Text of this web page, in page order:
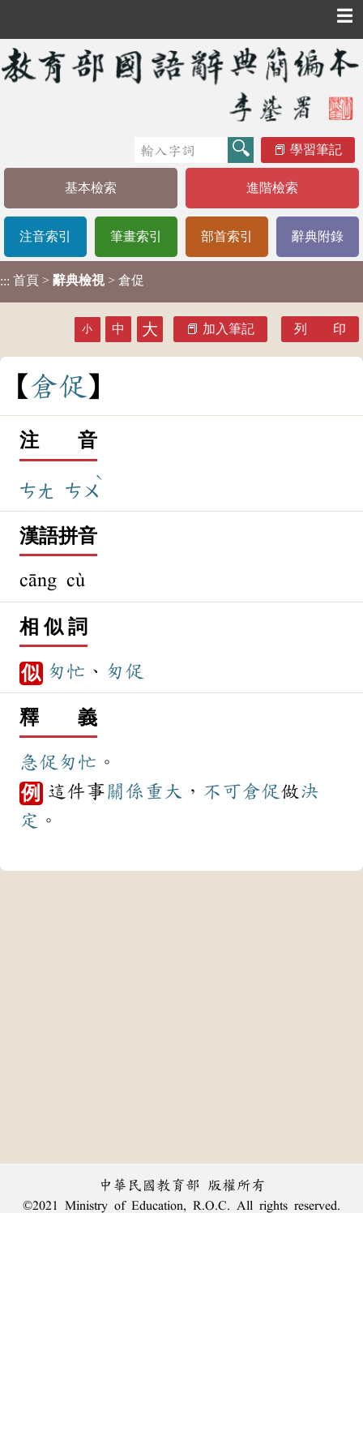
☰
學習筆記
基本檢索 進階檢索
注音索引 筆畫索引 部首索引 辭典附錄
::: 首頁 > 辭典檢視 > 倉促
小 中 大 加入筆記 列 印
倉促
注 音
ㄘㄤ ㄘㄨ
ˋ
漢語拼音
cāng cù
相 似 詞
似 匆忙 、 匆促
釋 義
急促 匆忙 。
例 這件事關係 重大 ， 不可倉促 做決
定 。
中華民國教育部 版權所有
©2021 Ministry of Education, R.O.C. All rights reserved.